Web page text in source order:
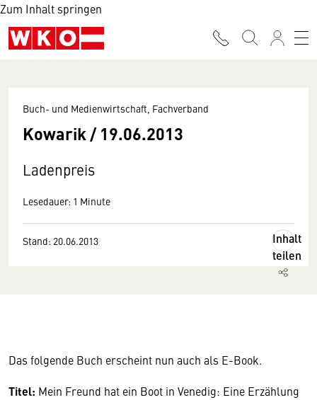
Zum Inhalt springen
Buch- und Medienwirtschaft, Fachverband
Kowarik / 19.06.2013
Ladenpreis
Lesedauer: 1 Minute
Stand: 20.06.2013
Inhalt
teilen
Das folgende Buch erscheint nun auch als E-Book.
Titel: Mein Freund hat ein Boot in Venedig: Eine Erzählung